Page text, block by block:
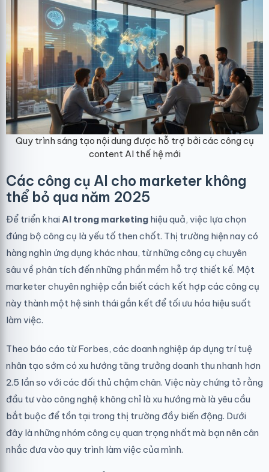
Quy trình sáng tạo nội dung được hỗ trợ bởi các công cụ
content AI thế hệ mới
Các công cụ AI cho marketer không
thể bỏ qua năm 2025
Để triển khaiAI trong marketing hiệu quả, việc lựa chọn
đúng bộ công cụ là yếu tố then chốt. Thị trường hiện nay có
hàng nghìn ứng dụng khác nhau, từ những công cụ chuyên
sâu về phân tích đến những phần mềm hỗ trợ thiết kế. Một
marketer chuyên nghiệp cần biết cách kết hợp các công cụ
này thành một hệ sinh thái gắn kết để tối ưu hóa hiệu suất
làm việc.
Theo báo cáo từForbes, các doanh nghiệp áp dụng trí tuệ
nhân tạo sớm có xu hướng tăng trưởng doanh thu nhanh hơn
2.5 lần so với các đối thủ chậm chân. Việc này chứng tỏ rằng
đầu tư vào công nghệ không chỉ là xu hướng mà là yêu cầu
bắt buộc để tồn tại trong thị trường đầy biến động. Dưới
đây là những nhóm công cụ quan trọng nhất mà bạn nên cân
nhắc đưa vào quy trình làm việc của mình.